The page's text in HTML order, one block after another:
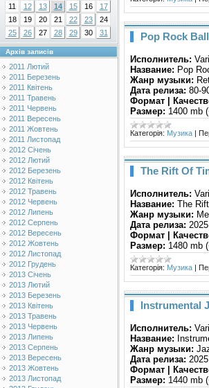
11
12 13 14 15 16
17
18
19 20 21 22 23
24
25
26 27 28 29 30 31
Архів записів
2011 Лютий
2011 Березень
2011 Квітень
2011 Травень
2011 Червень
2011 Вересень
2011 Жовтень
2011 Листопад
2012 Січень
2012 Лютий
2012 Березень
2012 Квітень
2012 Травень
2012 Червень
2012 Липень
2012 Серпень
2012 Вересень
2012 Жовтень
2012 Листопад
2012 Грудень
2013 Січень
2013 Лютий
2013 Березень
2013 Квітень
2013 Травень
2013 Червень
2013 Липень
2013 Серпень
2013 Вересень
2013 Жовтень
2013 Листопад
Pop Rock
Исполнитель:
Название: Pop
Жанр музыки:
Дата релиза: 80-
Формат |
Размер: 1400 mb
Категорія: Музика |
The Rift Of
Исполнитель:
Название: The
Жанр музыки:
Дата релиза: 2025
Формат |
Размер: 1480 mb
Категорія: Музика |
Instrumental
Исполнитель:
Название:
Жанр музыки:
Дата релиза: 2025
Формат |
Размер: 1440 mb